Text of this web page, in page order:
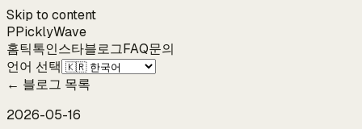
Skip to content
PPicklyWave
홈틱톡인스타블로그FAQ문의
언어 선택
← 블로그 목록
2026-05-16